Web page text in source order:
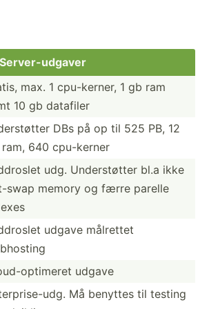
ud­gaver
max. 1 cpu-ke­rner, 1 gb ram
10 gb datafiler
DBs på op til 525 PB, 12
ram, 640 cpu-kerner
udg. Unders­tøtter bl.a ikke
swap memory og færre parelle
udgave målrettet
­opt­imeret udgave
udg. Må benyttes til testing